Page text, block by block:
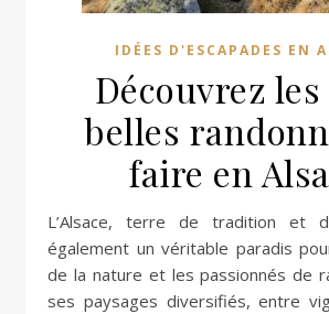
IDÉES D'ESCAPADES EN
Découvrez
belles
faire en
L’Alsace, terre de tradition et de culture, est
également un véritable paradis
de la nature et les passionnés de
ses paysages diversifiés, entre